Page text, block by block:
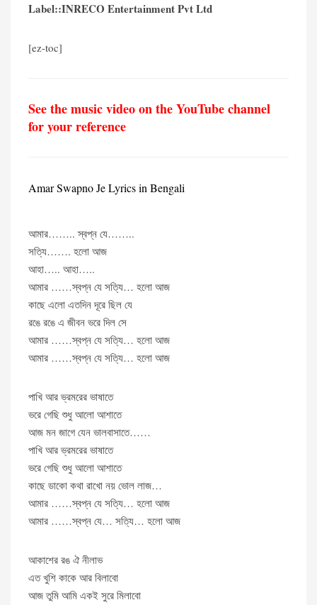
Label::INRECO Entertainment Pvt Ltd
[ez-toc]
See the music video on the YouTube channel
for your reference
Amar Swapno Je Lyrics in Bengali
আমার…….. স্বপ্ন যে……..
সত্যি……. হলো আজ
আহা….. আহা…..
আমার ……স্বপ্ন যে সত্যি… হলো আজ
কাছে এলো এতদিন দূরে ছিল যে
রঙে রঙে এ জীবন ভরে দিল সে
আমার ……স্বপ্ন যে সত্যি… হলো আজ
আমার ……স্বপ্ন যে সত্যি… হলো আজ
পাখি আর ভ্রমরের ভাষাতে
ভরে গেছি শুধু আলো আশাতে
আজ মন জাগে যেন ভালবাসাতে……
পাখি আর ভ্রমরের ভাষাতে
ভরে গেছি শুধু আলো আশাতে
কাছে ডাকো কথা রাখো নয় ভোল লাজ…
আমার ……স্বপ্ন যে সত্যি… হলো আজ
আমার ……স্বপ্ন যে… সত্যি… হলো আজ
আকাশের রঙ ঐ নীলাভ
এত খুশি কাকে আর বিলাবো
আজ তুমি আমি একই সুরে মিলাবো